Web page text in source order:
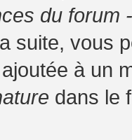
du forum
suite, vous
ajoutée à un
dans le